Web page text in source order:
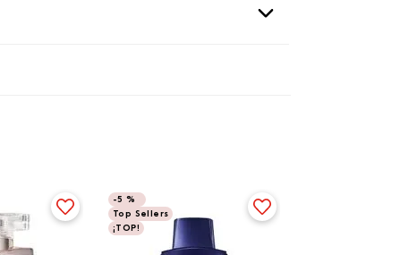
-5 %
Top Sellers
¡TOP!